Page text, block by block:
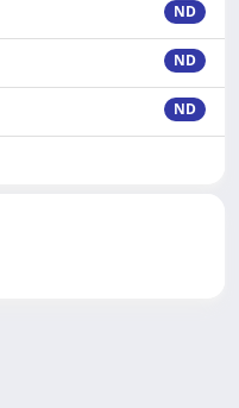
ND
ND
ND